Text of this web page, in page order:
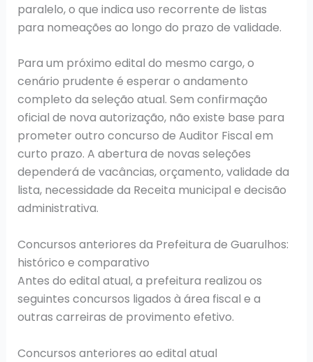
paralelo, o que indica uso recorrente de listas
para nomeações ao longo do prazo de validade.
Para um próximo edital do mesmo cargo, o
cenário prudente é esperar o andamento
completo da seleção atual. Sem confirmação
oficial de nova autorização, não existe base para
prometer outro concurso de Auditor Fiscal em
curto prazo. A abertura de novas seleções
dependerá de vacâncias, orçamento, validade da
lista, necessidade da Receita municipal e decisão
administrativa.
Concursos anteriores da Prefeitura de Guarulhos:
histórico e comparativo
Antes do edital atual, a prefeitura realizou os
seguintes concursos ligados à área fiscal e a
outras carreiras de provimento efetivo.
Concursos anteriores ao edital atual